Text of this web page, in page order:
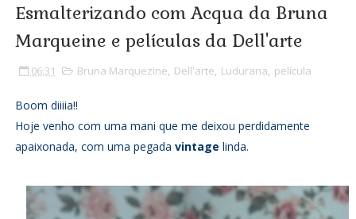
Esmalterizando com Acqua da Bruna
Marqueine e películas da Dell'arte
06:31 Bruna Marquezine, Dell'arte, Ludurana, película
Boom diiiia!!
Hoje venho com uma mani que me deixou perdidamente
apaixonada, com uma pegada vintage linda.